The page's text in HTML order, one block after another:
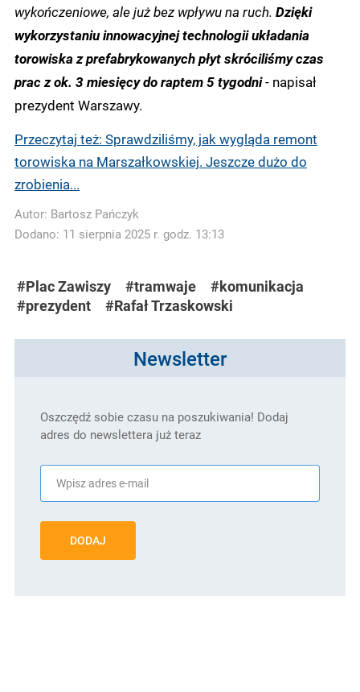
wykończeniowe, ale już bez wpływu na ruch. Dzięki
wykorzystaniu innowacyjnej technologii układania
torowiska z prefabrykowanych płyt skróciliśmy czas
prac z ok. 3 miesięcy do raptem 5 tygodni- napisał
prezydent Warszawy.
Przeczytaj też: Sprawdziliśmy, jak wygląda remont
torowiska na Marszałkowskiej. Jeszcze dużo do
zrobienia...
Autor: Bartosz Pańczyk
Dodano: 11 sierpnia 2025 r. godz. 13:13
#Plac Zawiszy #tramwaje
#komunikacja
#prezydent
#Rafał Trzaskowski
Newsletter
Oszczędź sobie czasu na poszukiwania! Dodaj
adres do newslettera już teraz
DODAJ